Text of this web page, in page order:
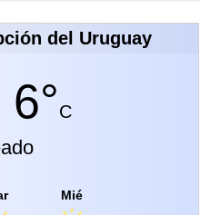
del Uruguay
6°C
Mié